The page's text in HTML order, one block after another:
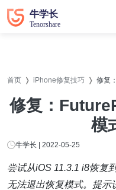
首页 iPhone修复技巧 修复
修复：
模
牛学长 | 2022-05-25
尝试从iOS 11.3.1 i8恢复
无法退出恢复模式。提示